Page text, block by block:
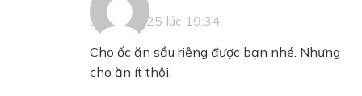
19/09/2025 lúc 19:34
Cho ốc ăn sầu riêng được bạn nhé. Nhưng
cho ăn ít thôi.